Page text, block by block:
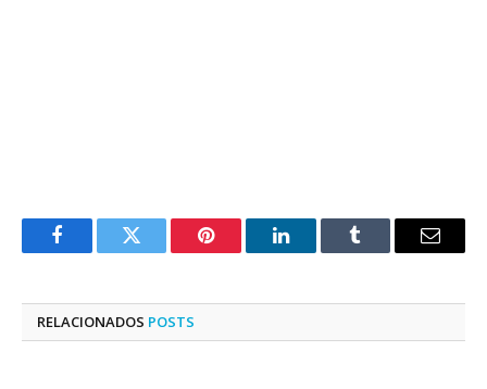
FacebookTwitter Pinterest LinkedInTumblr
E-
RELACIONADOS POSTS